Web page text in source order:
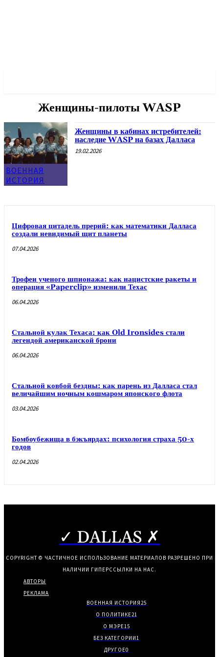
Женщины-пилоты WASP
ВОЕННАЯ
ИСТОРИЯ
Женщины в кабинах истребителей:
наследие WASP на базах Далласа
19.02.2026
Цифровая цитадель прерий: как математики Далласа
создали невидимый щит планеты
07.04.2026
Трофеи ученого шпионажа: как нацистские ракеты и
операция «Paperclip» изменили Техас
06.04.2026
Стальной кулак Техаса: как Old Ironsides стали
легендой американской брони
06.04.2026
Стальной ковбой бездны: как парень из Далласа стал
величайшим ночным кошмаром японского флота
03.04.2026
Бомбоубежища в бэкъярдах: психология страха 50-х
годов
02.04.2026
✓ DALLAS ✗
COPYRIGHT © ЧАСТИЧНОЕ ИСПОЛЬЗОВАНИЕ МАТЕРИАЛОВ РАЗРЕШЕНО ПРИ
НАЛИЧИИ ГИПЕРССЫЛКИ НА НАС.
АВТОРЫ
РЕКЛАМА
ВОЕННАЯ ИСТОРИЯ25
О ПОЛИТИКЕ21
О МЭРЕ15
БЕЗ КАТЕГОРИИ1
ДРУГОЕ0